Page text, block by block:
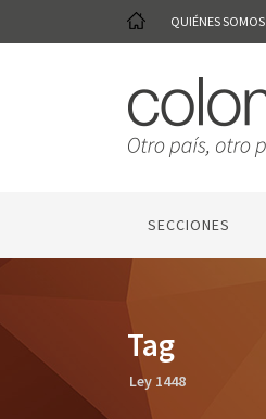
QUIÉNES SOMOS
SECCIONES
Tag
Ley 1448